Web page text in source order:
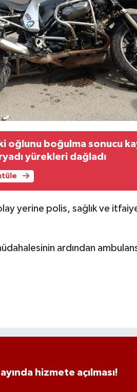
oğlunu boğulma sonucu
yürekleri dağladı
yerine polis, sağlık ve
ardından
hizmete açılması!